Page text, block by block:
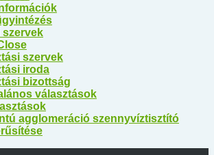
szervek
szervek
iroda
bizottság
választások
agglomeráció szennyvíztisztító